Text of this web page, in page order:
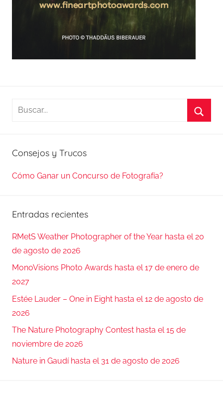
Buscar:
Consejos y Trucos
Cómo Ganar un Concurso de Fotografía?
Entradas recientes
RMetS Weather Photographer of the Year hasta el 20
de agosto de 2026
MonoVisions Photo Awards hasta el 17 de enero de
2027
Estée Lauder – One in Eight hasta el 12 de agosto de
2026
The Nature Photography Contest hasta el 15 de
noviembre de 2026
Nature in Gaudí hasta el 31 de agosto de 2026